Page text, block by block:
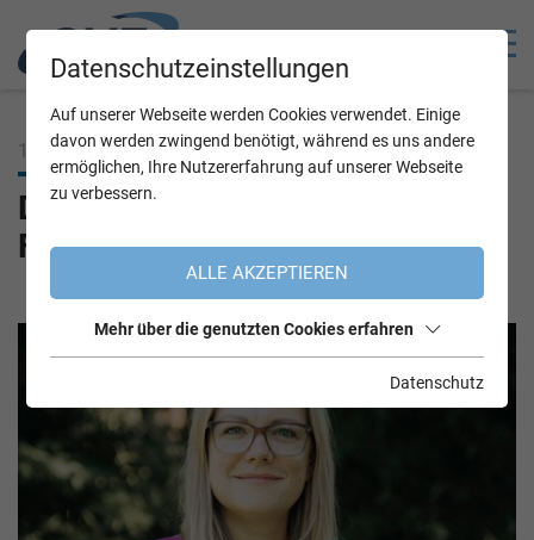
11.09.2025
Daniela Schlüsselberger im OVE
Fem-Wordrap
Datenschutzeinstellungen
Auf unserer Webseite werden Cookies verwendet. Einige
davon werden zwingend benötigt, während es uns andere
ermöglichen, Ihre Nutzererfahrung auf unserer Webseite
zu verbessern.
ALLE AKZEPTIEREN
Mehr über die genutzten Cookies erfahren
Datenschutz